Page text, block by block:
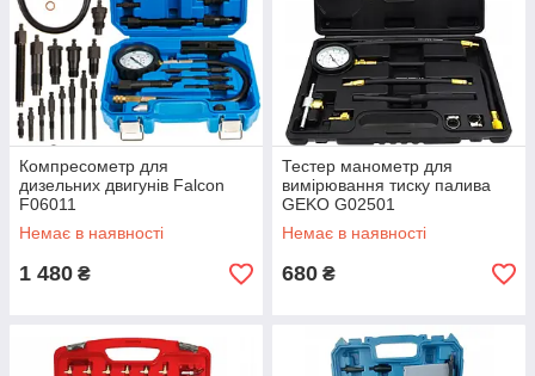
Компресометр для
дизельних двигунів Falcon
F06011
Немає в наявності
1 480 ₴
Тестер манометр для
вимірювання тиску палива
GEKO G02501
Немає в наявності
680 ₴